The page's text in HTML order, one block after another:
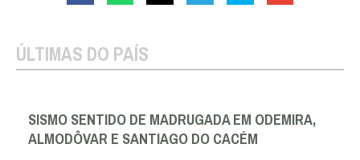
ÚLTIMAS DO PAÍS
SISMO SENTIDO DE MADRUGADA EM ODEMIRA,
ALMODÔVAR E SANTIAGO DO CACÉM